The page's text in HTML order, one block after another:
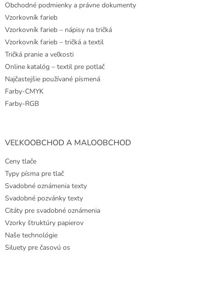
Obchodné podmienky a právne dokumenty
Vzorkovník farieb
Vzorkovník farieb – nápisy na tričká
Vzorkovník farieb – tričká a textil
Tričká pranie a veľkosti
Online katalóg – textil pre potlač
Najčastejšie používané písmená
Farby-CMYK
Farby-RGB
VEĽKOOBCHOD A MALOOBCHOD
Ceny tlače
Typy písma pre tlač
Svadobné oznámenia texty
Svadobné pozvánky texty
Citáty pre svadobné oznámenia
Vzorky štruktúry papierov
Naše technológie
Siluety pre časovú os